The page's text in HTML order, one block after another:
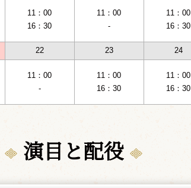
11：00
16：30
11：00
-
11：00
16：30
22 23 24
11：00
-
11：00
16：30
11：00
16：30
演目と配役